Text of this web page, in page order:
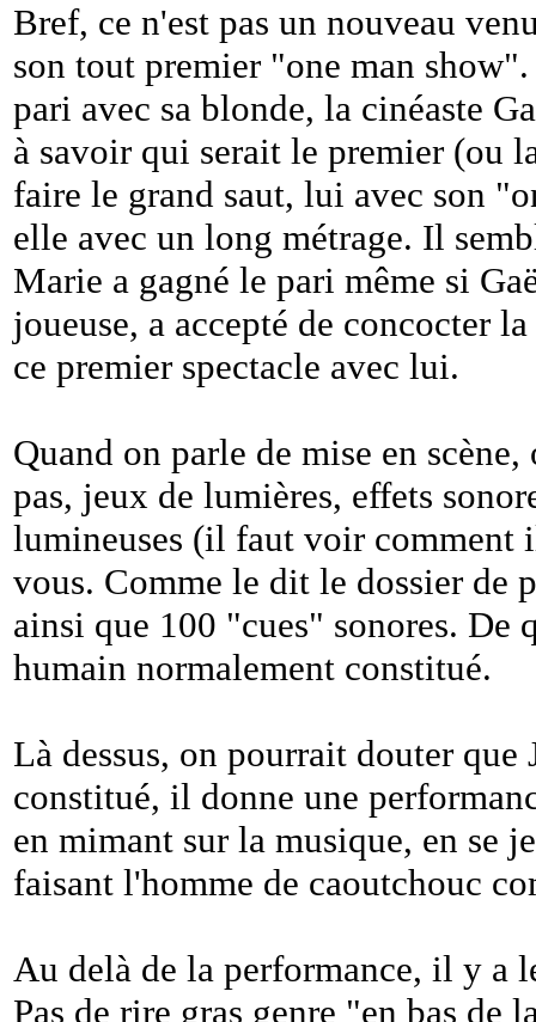
Bref, ce n'est pas un nouveau
son tout premier "one man
pari avec sa blonde, la cinéaste
à savoir qui serait le premier (ou
faire le grand saut, lui avec son
elle avec un long métrage. Il
Marie a gagné le pari même si
joueuse, a accepté de concocter
ce premier spectacle avec lui.
Quand on parle de mise en scène,
pas, jeux de lumières, effets
lumineuses (il faut voir comment
vous. Comme le dit le dossier de
ainsi que 100 "cues" sonores. De
humain normalement constitué.
Là dessus, on pourrait douter
constitué, il donne une
en mimant sur la musique, en se
faisant l'homme de caoutchouc
Au delà de la performance, il y a
Pas de rire gras genre "en bas